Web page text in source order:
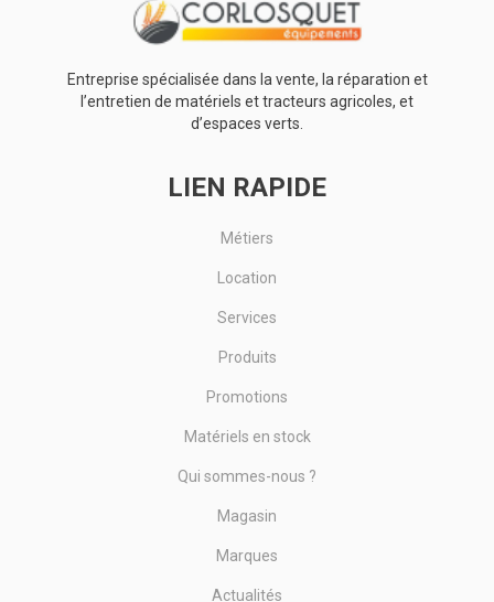
Entreprise spécialisée dans la vente, la réparation et
l’entretien de matériels et tracteurs agricoles, et
d’espaces verts.
LIEN RAPIDE
Métiers
Location
Services
Produits
Promotions
Matériels en stock
Qui sommes-nous ?
Magasin
Marques
Actualités